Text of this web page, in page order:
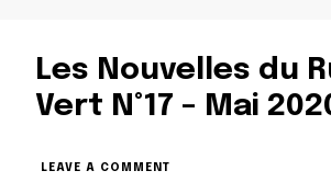
Les Nouvelles du
Vert N°17 – Mai
LEAVE A COMMENT